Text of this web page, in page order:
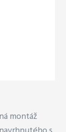
montáž